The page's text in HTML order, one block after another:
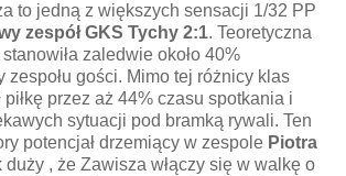
to jedną z większych sensacji 1/32 PP
zespół GKS Tychy 2:1. Teoretyczna
zaledwie około 40%
zespołu gości. Mimo tej różnicy klas
przez aż 44% czasu spotkania i
sytuacji pod bramką rywali. Ten
potencjał drzemiący w zespole Piotra
duży , że Zawisza włączy się w walkę o